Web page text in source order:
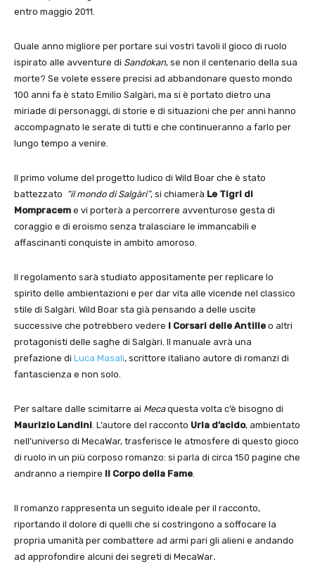
entro maggio 2011.
Quale anno migliore per portare sui vostri tavoli il gioco di ruolo
ispirato alle avventure di Sandokan, se non il centenario della sua
morte? Se volete essere precisi ad abbandonare questo mondo
100 anni fa è stato Emilio Salgàri, ma si è portato dietro una
miriade di personaggi, di storie e di situazioni che per anni hanno
accompagnato le serate di tutti e che continueranno a farlo per
lungo tempo a venire.
Il primo volume del progetto ludico di Wild Boar che è stato
battezzato “il mondo di Salgàri”, si chiamerà Le Tigri di
Mompracem e vi porterà a percorrere avventurose gesta di
coraggio e di eroismo senza tralasciare le immancabili e
affascinanti conquiste in ambito amoroso.
Il regolamento sarà studiato appositamente per replicare lo
spirito delle ambientazioni e per dar vita alle vicende nel classico
stile di Salgàri. Wild Boar sta già pensando a delle uscite
successive che potrebbero vedere I Corsari delle Antille o altri
protagonisti delle saghe di Salgàri. Il manuale avrà una
prefazione di Luca Masali, scrittore italiano autore di romanzi di
fantascienza e non solo.
Per saltare dalle scimitarre ai Mecaquesta volta c’è bisogno di
Maurizio Landini. L’autore del racconto Urla d’acido, ambientato
nell’universo di MecaWar, trasferisce le atmosfere di questo gioco
di ruolo in un più corposo romanzo: si parla di circa 150 pagine che
andranno a riempire Il Corpo della Fame.
Il romanzo rappresenta un seguito ideale per il racconto,
riportando il dolore di quelli che si costringono a soffocare la
propria umanità per combattere ad armi pari gli alieni e andando
ad approfondire alcuni dei segreti di MecaWar.